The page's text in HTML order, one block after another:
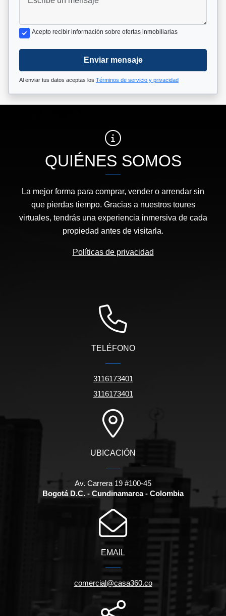
Acepto recibir información sobre ofertas inmobiliarias
Enviar mensaje
Al enviar tus datos aceptas los Términos de servicio y privacidad
QUIÉNES SOMOS
La mejor forma para comprar, vender o arrendar sin
que pierdas tiempo. Gracias a nuestros toures
virtuales, tendrás una experiencia inmersiva de cada
propiedad antes de visitarla.
Políticas de privacidad
TELÉFONO
3116173401
3116173401
UBICACIÓN
Av. Carrera 19 #100-45
Bogotá D.C. - Cundinamarca - Colombia
EMAIL
comercial@casa360.co